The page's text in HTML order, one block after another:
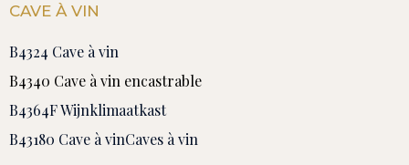
CAVE À VIN
B4324 Cave à vin
B4340 Cave à vin encastrable
B4364F Wijnklimaatkast
B43180 Cave à vinCaves à vin